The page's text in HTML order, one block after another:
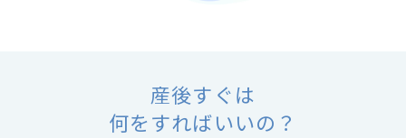
産後すぐは
何をすればいいの？